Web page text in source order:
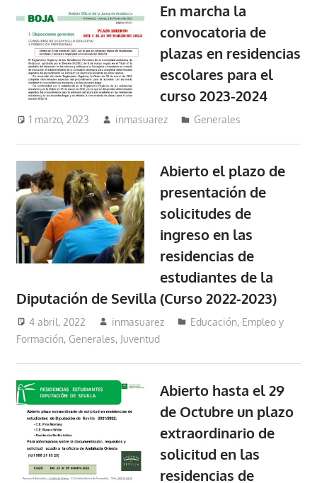
En marcha la
convocatoria de
plazas en residencias
escolares para el
curso 2023-2024
1 marzo, 2023 inmasuarez Generales
Abierto el plazo de
presentación de
solicitudes de
ingreso en las
residencias de
estudiantes de la
Diputación de Sevilla (Curso 2022-2023)
4 abril, 2022 inmasuarez
Educación, Empleo y
Formación, Generales, Juventud
Abierto hasta el 29
de Octubre un plazo
extraordinario de
solicitud en las
residencias de